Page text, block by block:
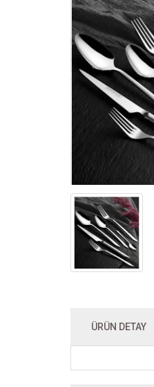
ÜRÜN DETAY